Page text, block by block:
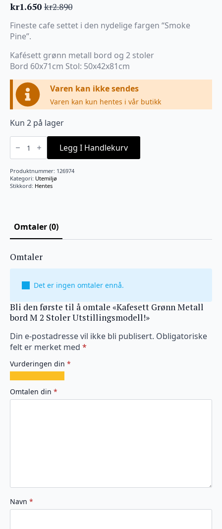
kr2.890
Opprinnelig
pris
var:
kr2.890.
kr1.650
Nåværende
pris
er:
kr1.650.
Fineste cafe settet i den nydelige fargen “Smoke
Pine”.
Kafésett grønn metall bord og 2 stoler
Bord 60x71cm Stol: 50x42x81cm
Varen kan ikke sendes
Varen kan kun hentes i vår butikk
Kun 2 på lager
Kafesett
Grønn
Metall
bord
M
2
Stoler
Utstillingsmodell!
Legg I Handlekurv
Produktnummer: 126974
Kategori: Utemiljø
Stikkord: Hentes
Omtaler (0)
Omtaler
Det er ingen omtaler ennå.
Bli den første til å omtale «Kafesett Grønn Metall
bord M 2 Stoler Utstillingsmodell!»
Din e-postadresse vil ikke bli publisert. Obligatoriske
felt er merket med *
Vurderingen din *
av
5
av
5
av
5
av
5
av
5
Omtalen din *
Navn *